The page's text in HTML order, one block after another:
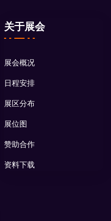
关于展会
展会概况
日程安排
展区分布
展位图
赞助合作
资料下载